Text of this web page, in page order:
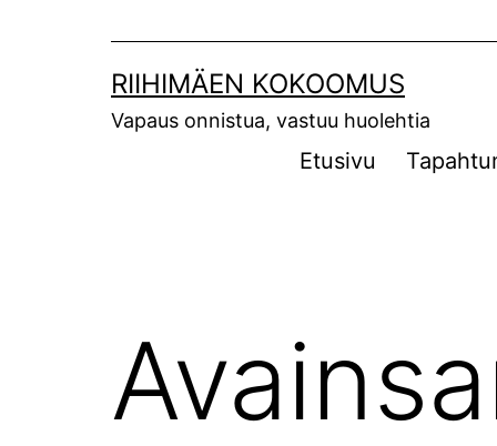
RIIHIMÄEN KOKOOMUS
Vapaus onnistua, vastuu huolehtia
Etusivu